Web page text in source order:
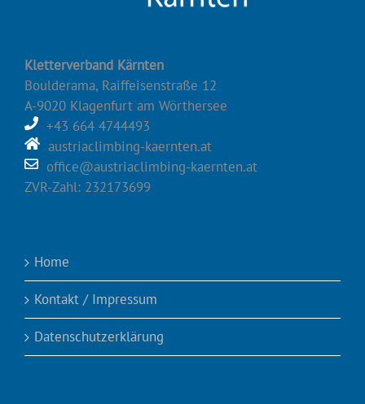
Kletterverband Kärnten
Boulderama, Raiffeisenstraße 12
A-9020 Klagenfurt am Wörthersee
+43 664 4744493
austriaclimbing-kaernten.at
office@austriaclimbing-kaernten.at
ZVR-Zahl: 232173699
Home
Kontakt / Impressum
Datenschutzerklärung